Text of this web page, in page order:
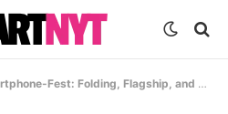
Fest: Folding, Flagship, and Fantastic Value